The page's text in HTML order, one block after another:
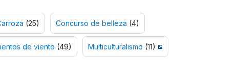
(25) Concurso de belleza (4)
de viento (49) Multiculturalismo (11)